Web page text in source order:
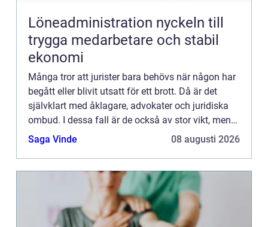
Löneadministration nyckeln till
trygga medarbetare och stabil
ekonomi
Många tror att jurister bara behövs när någon har
begått eller blivit utsatt för ett brott. Då är det
självklart med åklagare, advokater och juridiska
ombud. I dessa fall är de också av stor vikt, men
det behöver inte vara så dramatiskt för att juris...
Saga Vinde 08 augusti 2026